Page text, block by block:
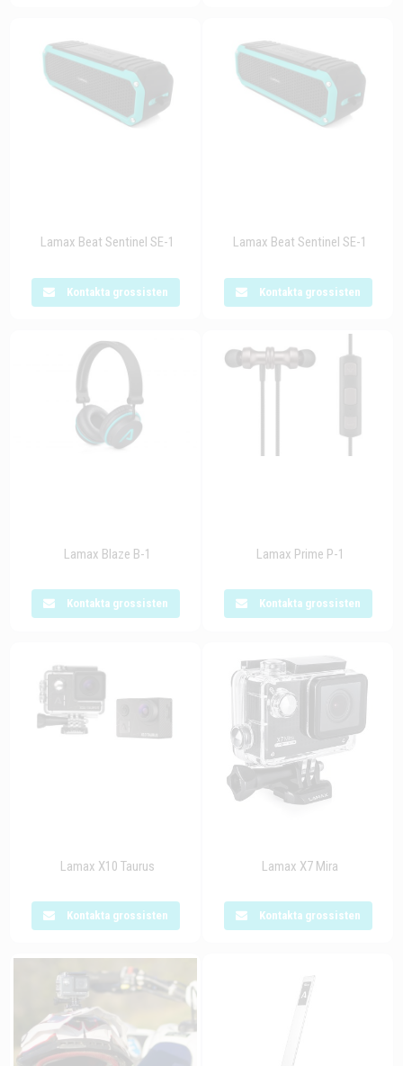
Lamax Beat Sentinel SE-1
Kontakta grossisten
Lamax Beat Sentinel SE-1
Kontakta grossisten
Lamax Blaze B-1
Kontakta grossisten
Lamax Prime P-1
Kontakta grossisten
Lamax X10 Taurus
Kontakta grossisten
Lamax X7 Mira
Kontakta grossisten